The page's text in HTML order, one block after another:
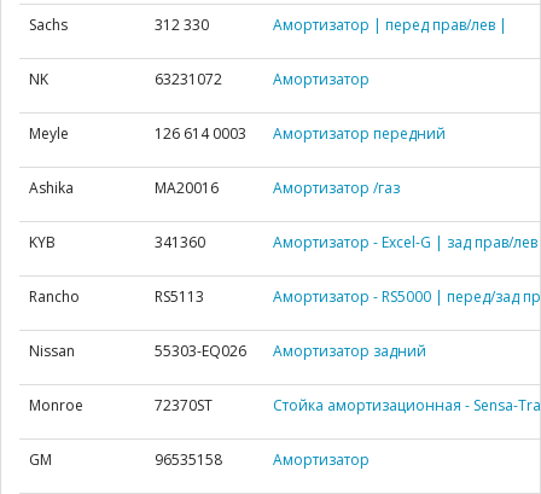
Sachs 312 330 Амортизатор | перед прав/лев |
NK 63231072 Амортизатор
Meyle 126 614 0003 Амортизатор передний
Ashika MA20016 Амортизатор /газ
KYB 341360 Амортизатор - Excel-G | зад прав/
Rancho RS5113 Амортизатор - RS5000 | перед/зад
Nissan 55303-EQ026 Амортизатор задний
Monroe 72370ST Стойка амортизационная - Sensa-
GM 96535158 Амортизатор